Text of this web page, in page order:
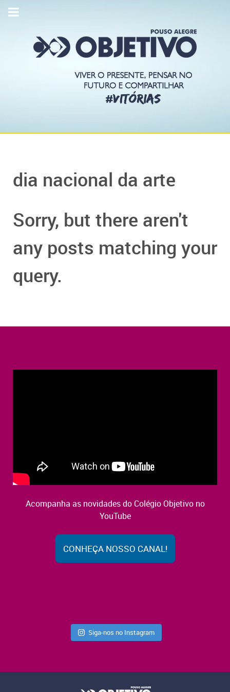
dia nacional da arte
Sorry, but there aren't
any posts matching your
query.
Acompanha as novidades do Colégio Objetivo no
YouTube
CONHEÇA NOSSO CANAL!
Siga-nos no Instagram